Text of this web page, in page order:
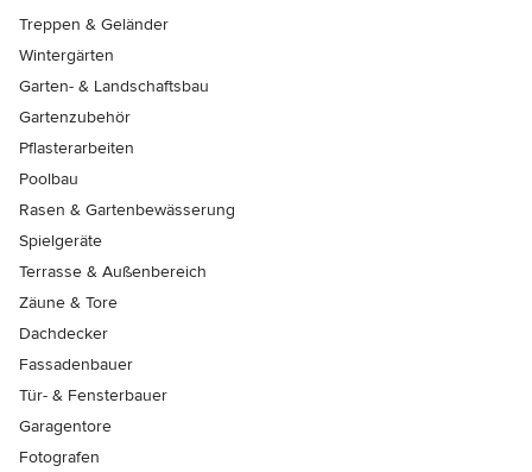
Treppen & Geländer
Wintergärten
Garten- & Landschaftsbau
Gartenzubehör
Pflasterarbeiten
Poolbau
Rasen & Gartenbewässerung
Spielgeräte
Terrasse & Außenbereich
Zäune & Tore
Dachdecker
Fassadenbauer
Tür- & Fensterbauer
Garagentore
Fotografen